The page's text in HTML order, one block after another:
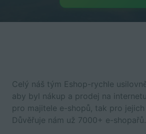
Celý náš tým Eshop-rychle
aby byl nákup a prodej na
pro majitele e-shopů, tak pro
Důvěřuje nám už 7000+ e-shopařů.